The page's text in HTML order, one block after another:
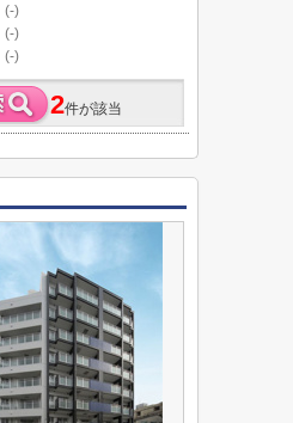
(-)
(-)
(-)
2件が該当